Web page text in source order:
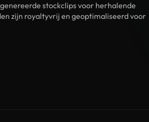
stockclips voor herhalende
zijn royaltyvrij en geoptimaliseerd voor